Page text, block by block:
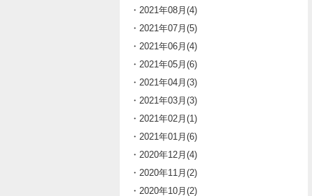
・2021年08月(4)
・2021年07月(5)
・2021年06月(4)
・2021年05月(6)
・2021年04月(3)
・2021年03月(3)
・2021年02月(1)
・2021年01月(6)
・2020年12月(4)
・2020年11月(2)
・2020年10月(2)